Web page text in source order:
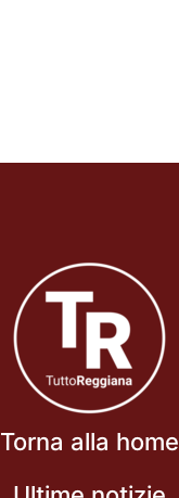
Torna alla home